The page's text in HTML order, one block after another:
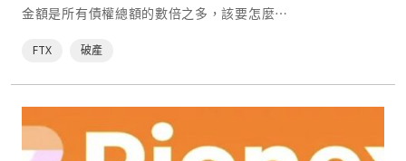
金額是所有債權總額的數倍之多，該要怎麼⋯
FTX 破產